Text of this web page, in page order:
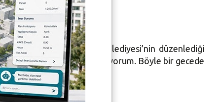
teşekkür etti. Nilüfer Belediyesi’nin düzenlediği
Bozbey’i yakından tanıyorum. Böyle bir gecede